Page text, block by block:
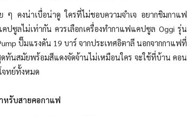
ๆ คงน่าเบื่อน่าดู ใครที่ไม่ชอบความจำเจ อยากชิมกาแฟ
ซูลไม่เท่ากัน ควรเลือกเครื่องทํากาแฟแคปซูล Oggi รุ่น
ปั๊มแรงดัน 19 บาร์ จากประเทศอิตาลี นอกจากกาแฟที่
ทันสมัยพร้อมสีแดงจัดจ้านไม่เหมือนใคร จะใช้ที่บ้าน คอน
ทย์ทั้งหมด
หรับสายคอกาแฟ